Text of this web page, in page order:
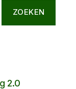
ZOEKEN
2.0